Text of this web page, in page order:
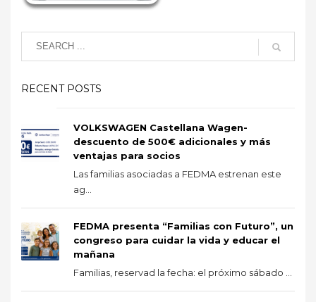
RECENT POSTS
VOLKSWAGEN Castellana Wagen-
descuento de 500€ adicionales y más
ventajas para socios
Las familias asociadas a FEDMA estrenan este
ag...
FEDMA presenta “Familias con Futuro”, un
congreso para cuidar la vida y educar el
mañana
Familias, reservad la fecha: el próximo sábado ...